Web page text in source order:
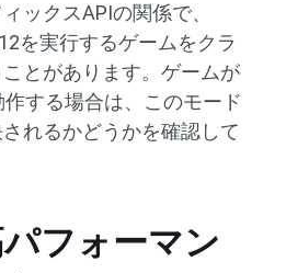
ックスAPIの関係で、
を実行するゲームをクラ
とがあります。ゲームが
作する場合は、このモード
れるかどうかを確認して
フォーマン